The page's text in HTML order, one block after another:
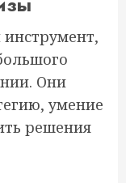
Они
умение
решения